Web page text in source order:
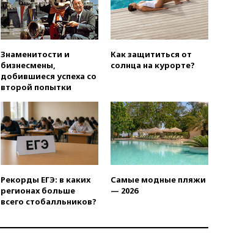
вчера, 20:15Минтранс
предложил оплачивать
защиту дорог от БПЛА из
средств на ремонт
вчера, 20:00 Зеленский 8
августа посетит Сербию с
официальным визитом
вчера, 19:58В Госдуму будет
внесен законопроект об
отмене ЕГЭ
вчера, 19:50Аэропорты Сочи и
Ярославля приостановили
работу
вчера, 19:35WP: Трамп
призвал доноров-
республиканцев поддержать
Знаменитости и
бизнесмены,
добившиеся успеха со
второй попытки
Как защититься от
солнца на курорте?
Рекорды ЕГЭ: в каких
регионах больше
всего стобалльников?
Самые модные пляжи
— 2026